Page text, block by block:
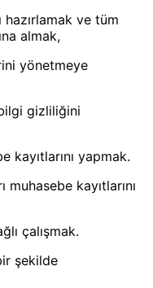
hazırlamak ve tüm
almak,
yönetmeye
gizliliğini
kayıtlarını yapmak.
kayıtlarını
çalışmak.
şekilde